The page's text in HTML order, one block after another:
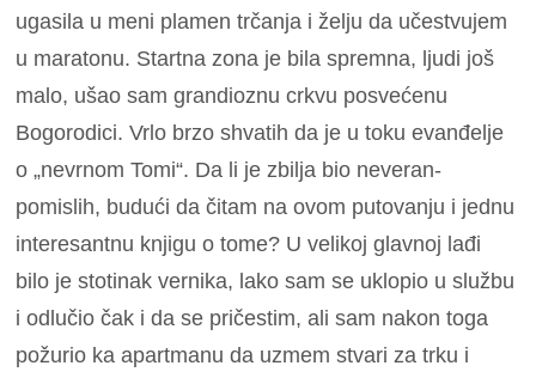
ugasila u meni plamen trčanja i želju da učestvujem
u maratonu. Startna zona je bila spremna, ljudi još
malo, ušao sam grandioznu crkvu posvećenu
Bogorodici. Vrlo brzo shvatih da je u toku evanđelje
o „nevrnom Tomi“. Da li je zbilja bio neveran-
pomislih, budući da čitam na ovom putovanju i jednu
interesantnu knjigu o tome? U velikoj glavnoj lađi
bilo je stotinak vernika, lako sam se uklopio u službu
i odlučio čak i da se pričestim, ali sam nakon toga
požurio ka apartmanu da uzmem stvari za trku i